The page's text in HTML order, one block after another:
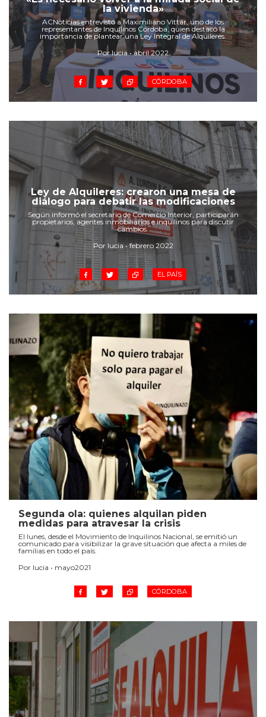
Cruz del Eje
Corredor de Ansenuza
La Carlota y zona
Laboulaye y sur
Bell Ville
Río Tercero
Despeñaderos
la vivienda»
ACNoticias entrevistó a Maximiliano Vittar, uno de los
representantes de Inquilinos Córdoba, quien destacó la
importancia de plantear una Ley Integral de Alquileres.
Por lucia • abril 2022
CÓRDOBA
Ley de Alquileres: crearon una mesa de
diálogo para debatir las modificaciones
Según informó el secretario de Comercio Interior, participarán
propietarios, agentes inmobiliarios e inquilinos para discutir
cambios.
Por lucia • febrero 2022
EL PAÍS
Segunda ola: quienes alquilan piden
medidas para atravesar la crisis
El lunes, desde el Movimiento de Inquilinos Nacional, se emitió un
comunicado para visibilizar la grave situación que afecta a miles de
familias en todo el país.
Por lucia • mayo2021
CÓRDOBA